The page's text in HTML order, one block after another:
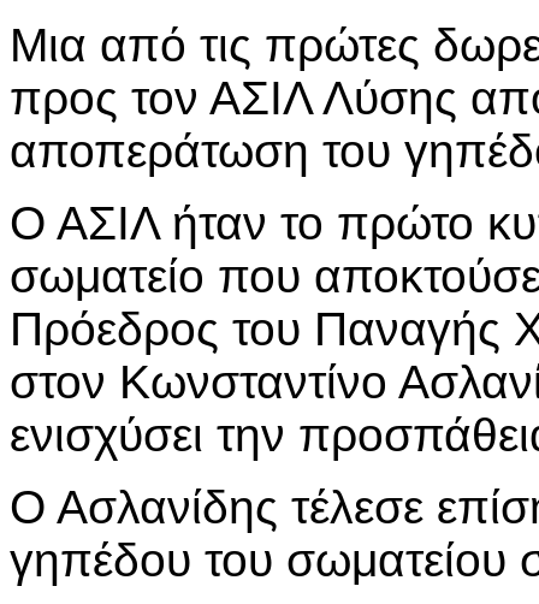
Μια από τις πρώτες
προς τον ΑΣΙΛ Λύσης
αποπεράτωση του
Ο ΑΣΙΛ ήταν το πρώτο
σωματείο που
Πρόεδρος του Παναγής
στον Κωνσταντίνο
ενισχύσει την
Ο Ασλανίδης τέλεσε
γηπέδου του σωματείου